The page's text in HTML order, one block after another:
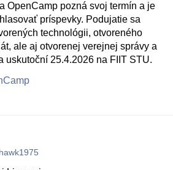
OpenCamp pozná svoj termín a je
príspevky. Podujatie sa
technológii, otvoreného
ale aj otvorenej verejnej správy a
uskutoční 25.4.2026 na FIIT STU.